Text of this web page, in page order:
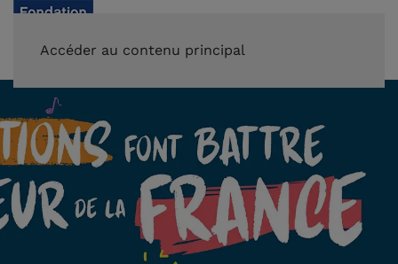
Accéder au contenu principal